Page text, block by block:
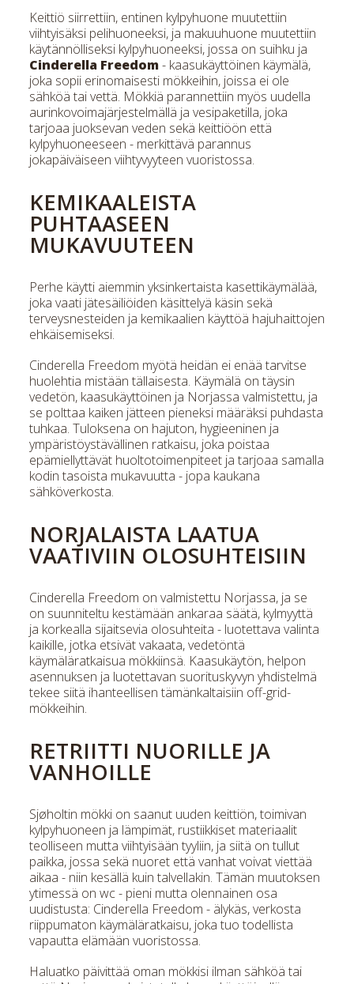
Keittiö siirrettiin, entinen kylpyhuone muutettiin
viihtyisäksi pelihuoneeksi, ja makuuhuone muutettiin
käytännölliseksi kylpyhuoneeksi, jossa on suihku ja
Cinderella Freedom- kaasukäyttöinen käymälä,
joka sopii erinomaisesti mökkeihin, joissa ei ole
sähköä tai vettä. Mökkiä parannettiin myös uudella
aurinkovoimajärjestelmällä ja vesipaketilla, joka
tarjoaa juoksevan veden sekä keittiöön että
kylpyhuoneeseen - merkittävä parannus
jokapäiväiseen viihtyvyyteen vuoristossa.
KEMIKAALEISTA
PUHTAASEEN
MUKAVUUTEEN
Perhe käytti aiemmin yksinkertaista kasettikäymälää,
joka vaati jätesäiliöiden käsittelyä käsin sekä
terveysnesteiden ja kemikaalien käyttöä hajuhaittojen
ehkäisemiseksi.
Cinderella Freedom myötä heidän ei enää tarvitse
huolehtia mistään tällaisesta. Käymälä on täysin
vedetön, kaasukäyttöinen ja Norjassa valmistettu, ja
se polttaa kaiken jätteen pieneksi määräksi puhdasta
tuhkaa. Tuloksena on hajuton, hygieeninen ja
ympäristöystävällinen ratkaisu, joka poistaa
epämiellyttävät huoltotoimenpiteet ja tarjoaa samalla
kodin tasoista mukavuutta - jopa kaukana
sähköverkosta.
NORJALAISTA LAATUA
VAATIVIIN OLOSUHTEISIIN
Cinderella Freedom on valmistettu Norjassa, ja se
on suunniteltu kestämään ankaraa säätä, kylmyyttä
ja korkealla sijaitsevia olosuhteita - luotettava valinta
kaikille, jotka etsivät vakaata, vedetöntä
käymäläratkaisua mökkiinsä. Kaasukäytön, helpon
asennuksen ja luotettavan suorituskyvyn yhdistelmä
tekee siitä ihanteellisen tämänkaltaisiin off-grid-
mökkeihin.
RETRIITTI NUORILLE JA
VANHOILLE
Sjøholtin mökki on saanut uuden keittiön, toimivan
kylpyhuoneen ja lämpimät, rustiikkiset materiaalit
teolliseen mutta viihtyisään tyyliin, ja siitä on tullut
paikka, jossa sekä nuoret että vanhat voivat viettää
aikaa - niin kesällä kuin talvellakin. Tämän muutoksen
ytimessä on wc - pieni mutta olennainen osa
uudistusta: Cinderella Freedom - älykäs, verkosta
riippumaton käymäläratkaisu, joka tuo todellista
vapautta elämään vuoristossa.
Haluatko päivittää oman mökkisi ilman sähköä tai